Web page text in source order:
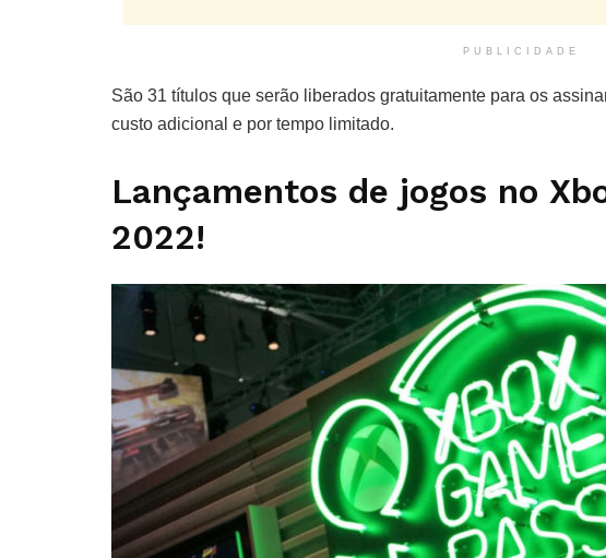
PUBLICIDADE
São 31 títulos que serão liberados gratuitamente para os
custo adicional e por tempo limitado.
Lançamentos de jogos no
2022!